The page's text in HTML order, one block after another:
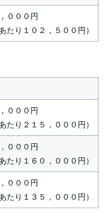
０００円
たり１０２，５００円）
０００円
たり２１５，０００円）
０００円
たり１６０，０００円）
０００円
たり１３５，０００円）